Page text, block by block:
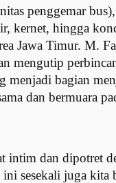
penggemar
kernet, hingga
Jawa Timur. M.
mengutip
menjadi bagian
dan bermuara
intim dan dipotret
sesekali juga kita